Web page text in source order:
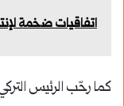
اتفاقيات ضخمة
كما رحّب الرئيس